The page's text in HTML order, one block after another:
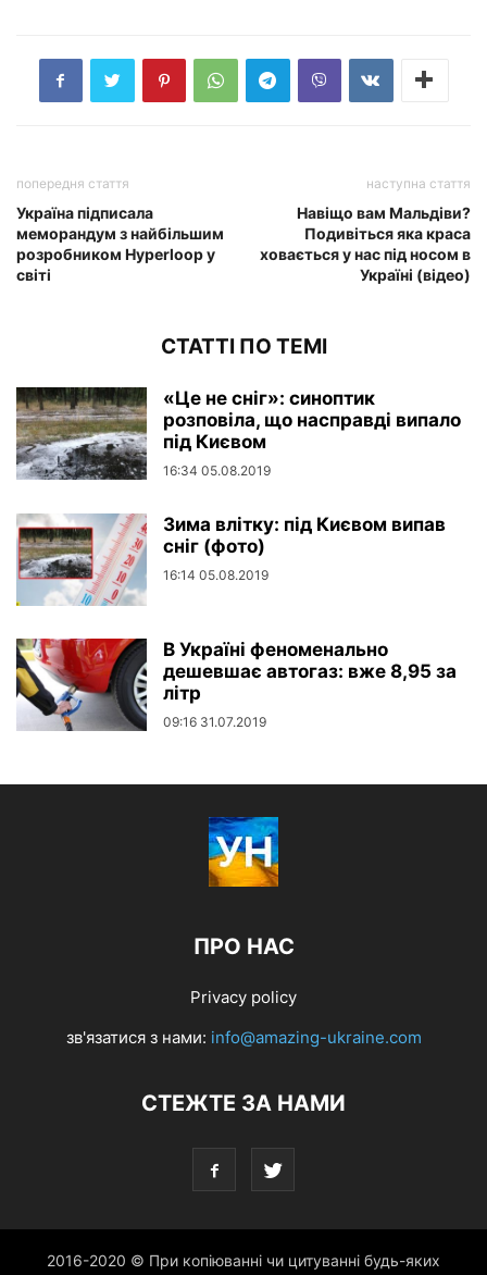
попередня стаття
Україна підписала
меморандум з найбільшим
розробником Hyperloop у
світі
наступна стаття
Навіщо вам Мальдіви?
Подивіться яка краса
ховається у нас під носом в
Україні (відео)
СТАТТІ ПО ТЕМІ
«Це не сніг»: синоптик
розповіла, що насправді випало
під Києвом
16:34 05.08.2019
Зима влітку: під Києвом випав
сніг (фото)
16:14 05.08.2019
В Україні феноменально
дешевшає автогаз: вже 8,95 за
літр
09:16 31.07.2019
ПРО НАС
Privacy policy
зв'язатися з нами: info@amazing-ukraine.com
СТЕЖТЕ ЗА НАМИ
2016-2020 © При копіюванні чи цитуванні будь-яких